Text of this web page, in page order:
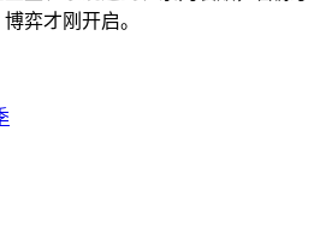
弈才刚开启。